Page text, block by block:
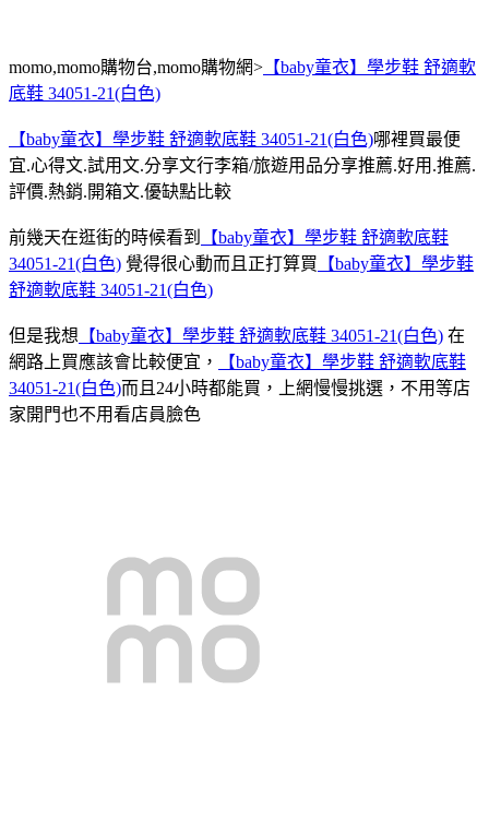
momo,momo購物台,momo購物網> 【baby童衣】學步鞋 舒適軟
底鞋 34051-21(白色)
【baby童衣】學步鞋 舒適軟底鞋 34051-21(白色)哪裡買最便
宜.心得文.試用文.分享文行李箱/旅遊用品分享推薦.好用.推薦.
評價.熱銷.開箱文.優缺點比較
前幾天在逛街的時候看到
【baby童衣】學步鞋 舒適軟底鞋
34051-21(白色) 覺得很心動而且正打算買 【baby童衣】學步鞋
舒適軟底鞋 34051-21(白色)
但是我想 【baby童衣】學步鞋 舒適軟底鞋 34051-21(白色) 在
網路上買應該會比較便宜，
【baby童衣】學步鞋 舒適軟底鞋
34051-21(白色)而且24小時都能買，上網慢慢挑選，不用等店
家開門也不用看店員臉色